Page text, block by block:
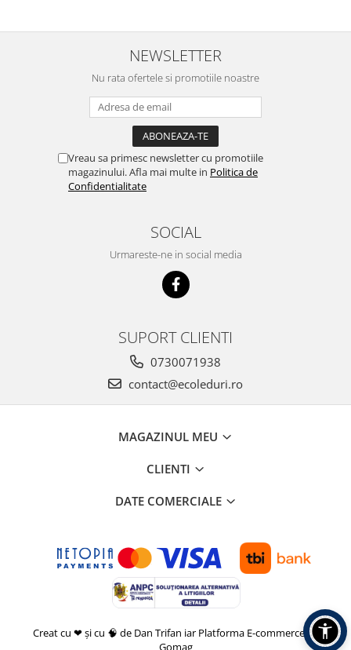
NEWSLETTER
Nu rata ofertele si promotiile noastre
Vreau sa primesc newsletter cu promotiile
magazinului. Afla mai multe in Politica de
Confidentialitate
SOCIAL
Urmareste-ne in social media
SUPORT CLIENTI
0730071938
contact@ecoleduri.ro
MAGAZINUL MEU
CLIENTI
DATE COMERCIALE
Creat cu ❤ și cu 🧠 de Dan Trifan iar Platforma E-commerce by
Gomag